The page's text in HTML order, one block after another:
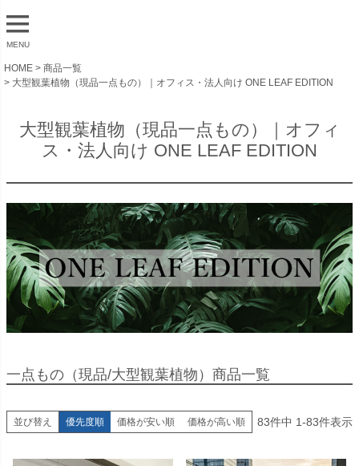
MENU
HOME
商品一覧
大型観葉植物（現品一点もの）｜オフィス・法人向け ONE LEAF EDITION
大型観葉植物（現品一点もの）｜オフィ
ス・法人向け ONE LEAF EDITION
一点もの（現品/大型観葉植物）商品一覧
並び替え 優先度順 価格が安い順 価格が高い順 83件中 1-83件表示